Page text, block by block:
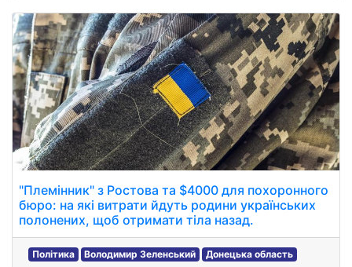
"Племінник" з Ростова та $4000 для похоронного
бюро: на які витрати йдуть родини українських
полонених, щоб отримати тіла назад.
Політика Володимир Зеленський Донецька область